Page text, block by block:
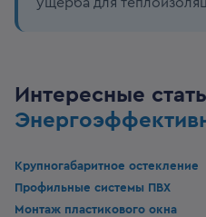
Интересные
Крупногабаритное остекление
Профильные системы ПВХ
Монтаж пластикового окна